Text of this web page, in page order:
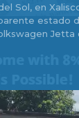
Xalisco. El
estado
Jetta